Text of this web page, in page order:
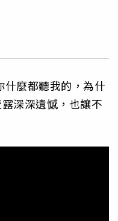
麼都聽我的，為什
深深遺憾，也讓不